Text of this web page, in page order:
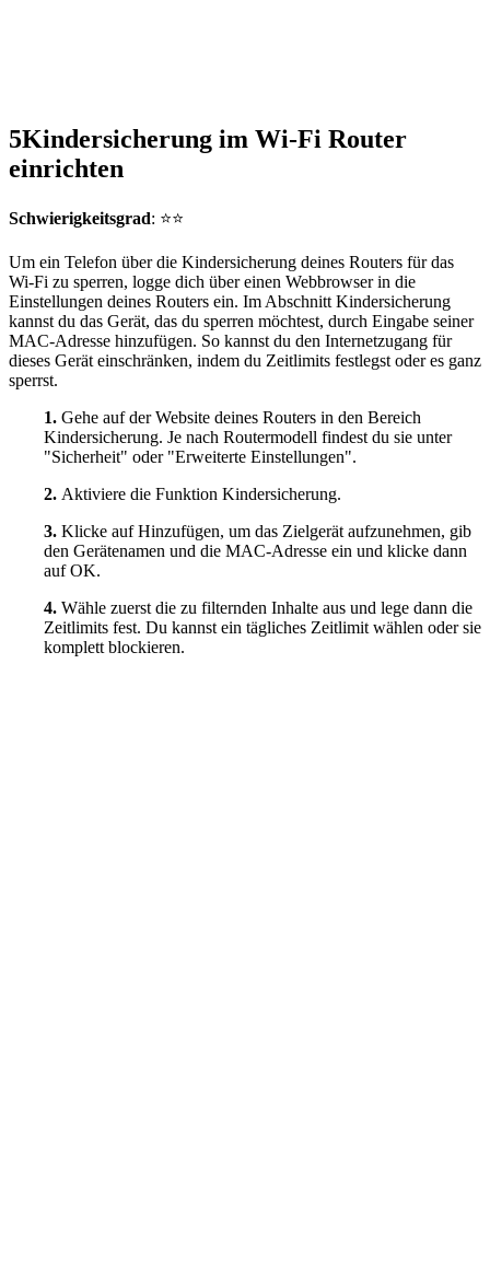
5Kindersicherung im Wi-Fi Router
einrichten
Schwierigkeitsgrad: ⭐⭐
Um ein Telefon über die Kindersicherung deines Routers für das
Wi-Fi zu sperren, logge dich über einen Webbrowser in die
Einstellungen deines Routers ein. Im Abschnitt Kindersicherung
kannst du das Gerät, das du sperren möchtest, durch Eingabe seiner
MAC-Adresse hinzufügen. So kannst du den Internetzugang für
dieses Gerät einschränken, indem du Zeitlimits festlegst oder es ganz
sperrst.
1. Gehe auf der Website deines Routers in den Bereich
Kindersicherung. Je nach Routermodell findest du sie unter
"Sicherheit" oder "Erweiterte Einstellungen".
2. Aktiviere die Funktion Kindersicherung.
3. Klicke auf Hinzufügen, um das Zielgerät aufzunehmen, gib
den Gerätenamen und die MAC-Adresse ein und klicke dann
auf OK.
4. Wähle zuerst die zu filternden Inhalte aus und lege dann die
Zeitlimits fest. Du kannst ein tägliches Zeitlimit wählen oder sie
komplett blockieren.